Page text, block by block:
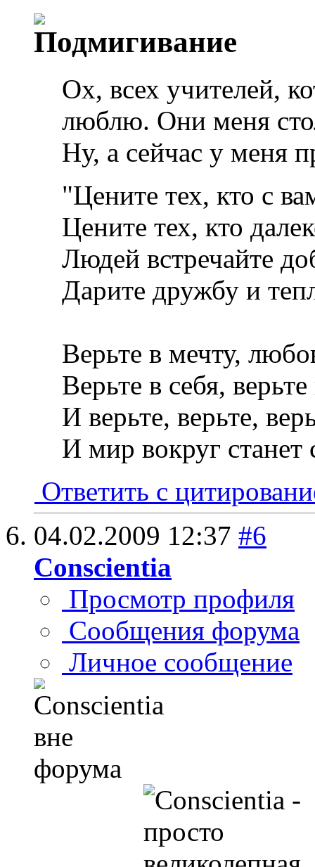
Ох, всех учителей,
люблю. Они меня
Ну, а сейчас у меня
"Цените тех, кто с
Цените тех, кто
Людей встречайте
Дарите дружбу и
Верьте в мечту,
Верьте в себя,
И верьте, верьте,
И мир вокруг станет
Ответить с
04.02.2009 12:37 #6
Conscientia
Просмотр профиля
Сообщения форума
Личное сообщение